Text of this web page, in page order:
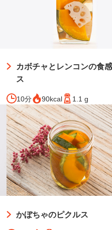
カボチャとレンコンの食
ス
10分 90kcal 1.1 g
かぼちゃのピクルス